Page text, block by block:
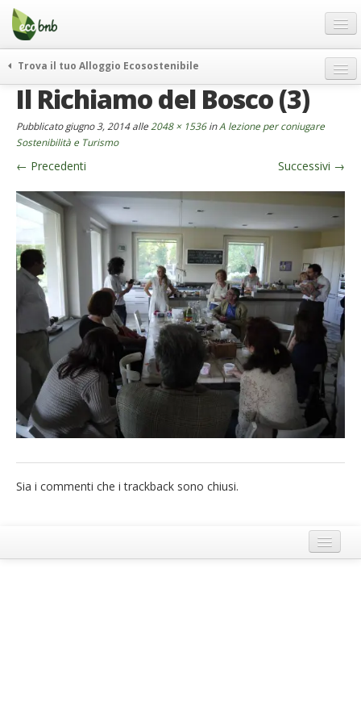
Menu
Salta
contenuto
Offerte Speciali
Regali
FAQ
Chi Siamo
Partner
Contatti
Italiano
German
English
Spanish
French
Italiano
Trova il tuo Alloggio Ecosostenibile
weekend green
curiosità
vivere e viaggiare verde
news ed eventi
ecohotel
rassegna stampa
Il Richiamo del Bosco (3)
Pubblicatogiugno 3, 2014alle 2048 × 1536inA lezione per coniugare
Sostenibilità e Turismo
← Precedenti Successivi →
Sia i commenti che i trackback sono chiusi.